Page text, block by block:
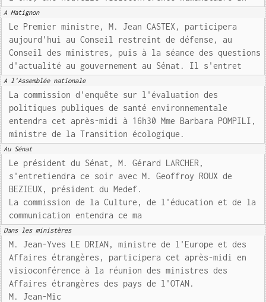
A Matignon
Le Premier ministre, M. Jean CASTEX, participera
aujourd'hui au Conseil restreint de défense, au
Conseil des ministres, puis à la séance des questions
d'actualité au gouvernement au Sénat. Il s'entret
A l'Assemblée nationale
La commission d'enquête sur l'évaluation des
politiques publiques de santé environnementale
entendra cet après-midi à 16h30 Mme Barbara POMPILI,
ministre de la Transition écologique.
Au Sénat
Le président du Sénat, M. Gérard LARCHER,
s'entretiendra ce soir avec M. Geoffroy ROUX de
BEZIEUX, président du Medef.
La commission de la Culture, de l'éducation et de la
communication entendra ce ma
Dans les ministères
M. Jean-Yves LE DRIAN, ministre de l'Europe et des
Affaires étrangères, participera cet après-midi en
visioconférence à la réunion des ministres des
Affaires étrangères des pays de l'OTAN.
M. Jean-Mic